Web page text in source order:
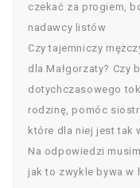
czekać za progiem,
nadawcy listów
Czy tajemniczy
dla Małgorzaty? Czy
dotychczasowego
rodzinę, pomóc
które dla niej jest tak
Na odpowiedzi
jak to zwykle bywa w